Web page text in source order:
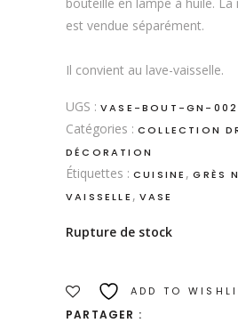
est vendue séparément.
Il convient au lave-vaisselle.
UGS : VASE-BOUT-GN-002
Catégories : COLLECTION
DÉCORATION
Étiquettes : CUISINE ,GRÈS
VAISSELLE , VASE
Rupture de stock
ADD TO
PARTAGER :